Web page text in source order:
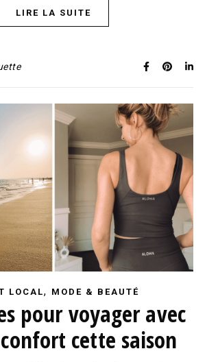
LIRE LA SUITE
LOCAL, MODE & BEAUTÉ
pour voyager avec
cette saison